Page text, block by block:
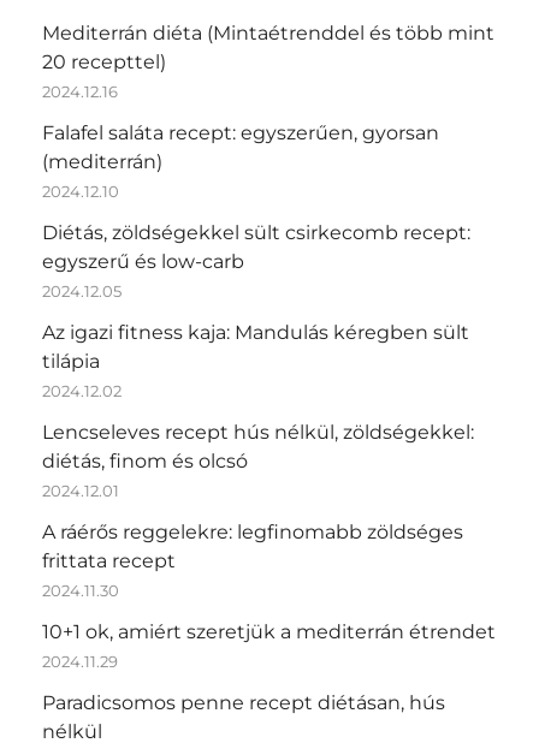
Mediterrán diéta (Mintaétrenddel és több mint
20 recepttel)
2024.12.16
Falafel saláta recept: egyszerűen, gyorsan
(mediterrán)
2024.12.10
Diétás, zöldségekkel sült csirkecomb recept:
egyszerű és low-carb
2024.12.05
Az igazi fitness kaja: Mandulás kéregben sült
tilápia
2024.12.02
Lencseleves recept hús nélkül, zöldségekkel:
diétás, finom és olcsó
2024.12.01
A ráérős reggelekre: legfinomabb zöldséges
frittata recept
2024.11.30
10+1 ok, amiért szeretjük a mediterrán étrendet
2024.11.29
Paradicsomos penne recept diétásan, hús
nélkül